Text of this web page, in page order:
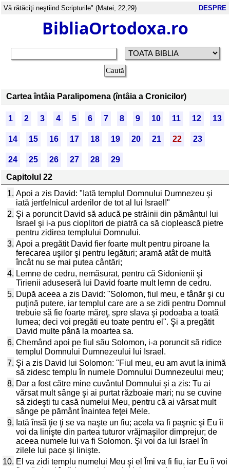
Vă rătăciţi neştiind Scripturile" (Matei, 22,29) DESPRE
BibliaOrtodoxa.ro
Cartea întâia Paralipomena (întâia a Cronicilor)
1 2 3 4 5 6 7 8 9 10 11 12 13
14 15 16 17 18 19 20 21 22 23
24 25 26 27 28
29
Capitolul 22
1. Apoi a zis David: "Iată templul Domnului Dumnezeu şi
iată jertfelnicul arderilor de tot al lui Israel!"
2. Şi a poruncit David să aducă pe străinii din pământul lui
Israel şi i-a pus cioplitori de piatră ca să cioplească pietre
pentru zidirea templului Domnului.
3. Apoi a pregătit David fier foarte mult pentru piroane la
ferecarea uşilor şi pentru legături; aramă atât de multă
încât nu se mai putea cântări;
4. Lemne de cedru, nemăsurat, pentru că Sidonienii şi
Tirienii aduseseră lui David foarte mult lemn de cedru.
5. După aceea a zis David: "Solomon, fiul meu, e tânăr şi cu
puţină putere, iar templul care are a se zidi pentru Domnul
trebuie să fie foarte măreţ, spre slava şi podoaba a toată
lumea; deci voi pregăti eu toate pentru el". Şi a pregătit
David multe până la moartea sa.
6. Chemând apoi pe fiul său Solomon, i-a poruncit să ridice
templul Domnului Dumnezeului lui Israel.
7. Şi a zis David lui Solomon: "Fiul meu, eu am avut la inimă
să zidesc templu în numele Domnului Dumnezeului meu;
8. Dar a fost către mine cuvântul Domnului şi a zis: Tu ai
vărsat mult sânge şi ai purtat războaie mari; nu se cuvine
să zideşti tu casă numelui Meu, pentru că ai vărsat mult
sânge pe pământ înaintea feţei Mele.
9. Iată însă ţie ţi se va naşte un fiu; acela va fi paşnic şi Eu îi
voi da linişte din partea tuturor vrăjmaşilor dimprejur; de
aceea numele lui va fi Solomon. Şi voi da lui Israel în
zilele lui pace şi linişte.
10. El va zidi templu numelui Meu şi el Îmi va fi fiu, iar Eu îi voi